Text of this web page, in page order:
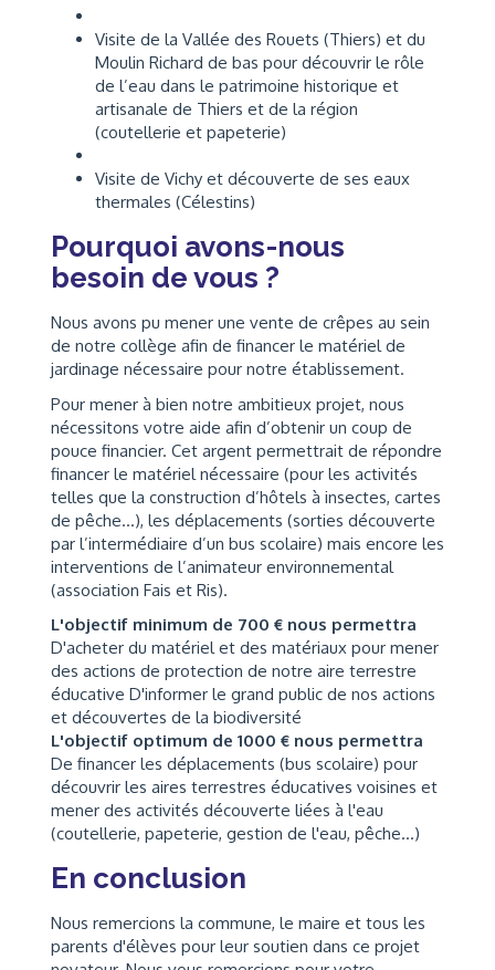
Visite de la Vallée des Rouets (Thiers) et du
Moulin Richard de bas pour découvrir le rôle
de l’eau dans le patrimoine historique et
artisanale de Thiers et de la région
(coutellerie et papeterie)
Visite de Vichy et découverte de ses eaux
thermales (Célestins)
Pourquoi avons-nous
besoin de vous ?
Nous avons pu mener une vente de crêpes au sein
de notre collège afin de financer le matériel de
jardinage nécessaire pour notre établissement.
Pour mener à bien notre ambitieux projet, nous
nécessitons votre aide afin d’obtenir un coup de
pouce financier. Cet argent permettrait de répondre
financer le matériel nécessaire (pour les activités
telles que la construction d’hôtels à insectes, cartes
de pêche…), les déplacements (sorties découverte
par l’intermédiaire d’un bus scolaire) mais encore les
interventions de l’animateur environnemental
(association Fais et Ris).
L'objectif minimum de 700 € nous permettra
D'acheter du matériel et des matériaux pour mener
des actions de protection de notre aire terrestre
éducative D'informer le grand public de nos actions
et découvertes de la biodiversité
L'objectif optimum de 1000 € nous permettra
De financer les déplacements (bus scolaire) pour
découvrir les aires terrestres éducatives voisines et
mener des activités découverte liées à l'eau
(coutellerie, papeterie, gestion de l'eau, pêche...)
En conclusion
Nous remercions la commune, le maire et tous les
parents d'élèves pour leur soutien dans ce projet